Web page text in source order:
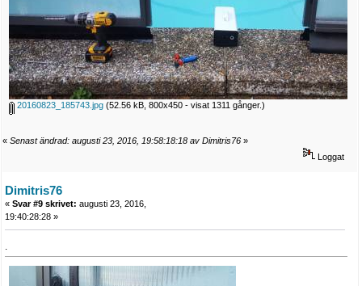
20160823_185743.jpg (52.56 kB, 800x450 - visat 1311 gånger.)
« Senast ändrad: augusti 23, 2016, 19:58:18:18 av Dimitris76 »
Loggat
Dimitris76
« Svar #9 skrivet: augusti 23, 2016,
19:40:28:28 »
.